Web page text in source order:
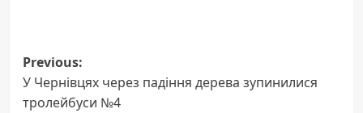
Post
navigation
Previous:
У Чернівцях через падіння дерева зупинилися
тролейбуси №4